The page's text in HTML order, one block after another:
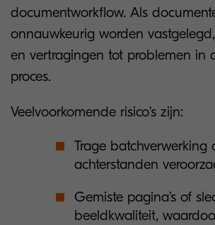
documentworkflow. Als
onnauwkeurig worden
en vertragingen tot problemen in
proces.
Veelvoorkomende risico’s zijn:
Trage batchverwerking
achterstanden
Gemiste pagina’s of
beeldkwaliteit,